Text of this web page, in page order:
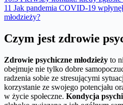
11 Jak pandemia COVID-19
młodzieży?
Czym jest zdrowie
Zdrowie psychiczne młodzieży to
obejmuje nie tylko dobre
radzenia sobie ze stresującymi
korzystanie ze swojego potencjału
w życie społeczne. Kondycja